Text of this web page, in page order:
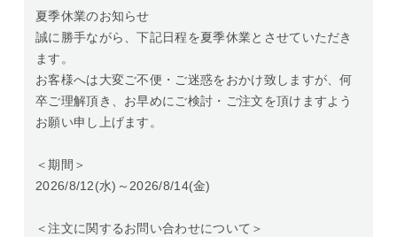
夏季休業のお知らせ
誠に勝手ながら、下記日程を夏季休業とさせていただき
ます。
お客様へは大変ご不便・ご迷惑をおかけ致しますが、何
卒ご理解頂き、お早めにご検討・ご注文を頂けますよう
お願い申し上げます。
＜期間＞
2026/8/12(水)～2026/8/14(金)
＜注文に関するお問い合わせについて＞